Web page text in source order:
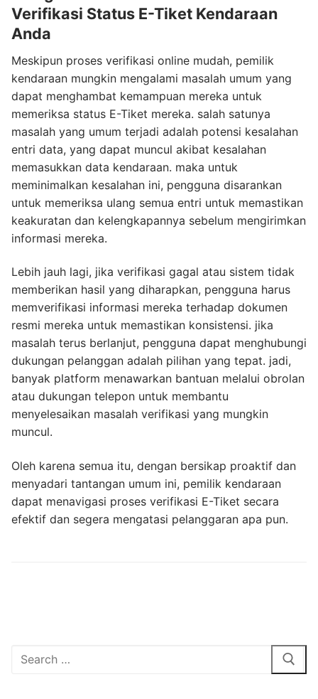
Verifikasi Status E-Tiket Kendaraan
Anda
Meskipun proses verifikasi online mudah, pemilik
kendaraan mungkin mengalami masalah umum yang
dapat menghambat kemampuan mereka untuk
memeriksa status E-Tiket mereka. salah satunya
masalah yang umum terjadi adalah potensi kesalahan
entri data, yang dapat muncul akibat kesalahan
memasukkan data kendaraan. maka untuk
meminimalkan kesalahan ini, pengguna disarankan
untuk memeriksa ulang semua entri untuk memastikan
keakuratan dan kelengkapannya sebelum mengirimkan
informasi mereka.
Lebih jauh lagi, jika verifikasi gagal atau sistem tidak
memberikan hasil yang diharapkan, pengguna harus
memverifikasi informasi mereka terhadap dokumen
resmi mereka untuk memastikan konsistensi. jika
masalah terus berlanjut, pengguna dapat menghubungi
dukungan pelanggan adalah pilihan yang tepat. jadi,
banyak platform menawarkan bantuan melalui obrolan
atau dukungan telepon untuk membantu
menyelesaikan masalah verifikasi yang mungkin
muncul.
Oleh karena semua itu, dengan bersikap proaktif dan
menyadari tantangan umum ini, pemilik kendaraan
dapat menavigasi proses verifikasi E-Tiket secara
efektif dan segera mengatasi pelanggaran apa pun.
Cari: